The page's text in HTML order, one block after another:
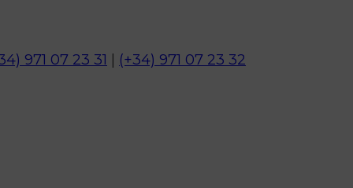
971 07 23 31 (+34) 971 07 23 32